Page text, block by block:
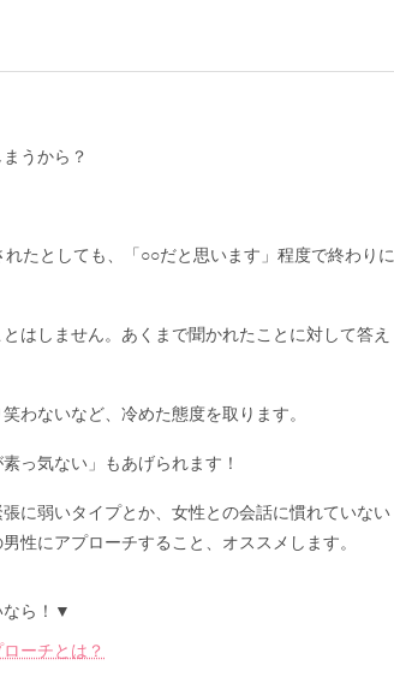
うから？
たとしても、「○○だと思います」程度で終わりに
はしません。あくまで聞かれたことに対して答え
わないなど、冷めた態度を取ります。
っ気ない」もあげられます！
に弱いタイプとか、女性との会話に慣れていない
性にアプローチすること、オススメします。
なら！▼
ーチとは？